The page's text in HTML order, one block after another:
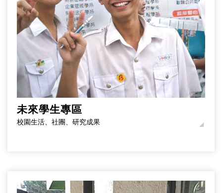
未來學生專區
校園生活、社團、研究成果